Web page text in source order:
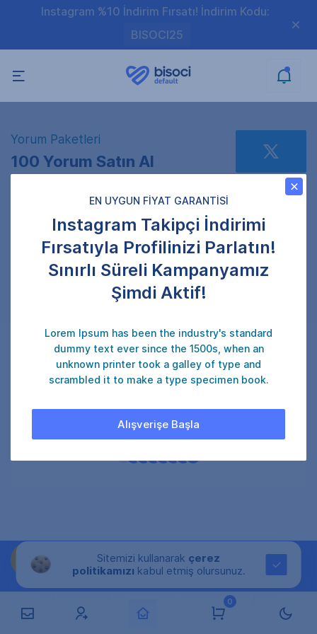
Instagram %10 İndirim Fırsatı! İndirim Kodu:
BISOCI25
0
Yorum Paketleri
100 Yorum Satın Al
Gönderi Linkini Giriniz
Gönderi adresini doğru girdiğinizden emin olun.
Gizli profillere gönderim sağlanamamaktadır.
₺ 75 ONAYLA
Sitemizi kullanarak çerez
politikamızı kabul etmiş olursunuz.
EN UYGUN FİYAT GARANTİSİ
Instagram Takipçi İndirimi
Fırsatıyla Profilinizi Parlatın!
Sınırlı Süreli Kampanyamız
Şimdi Aktif!
Lorem Ipsum has been the industry's standard
dummy text ever since the 1500s, when an
unknown printer took a galley of type and
scrambled it to make a type specimen book.
Alışverişe Başla